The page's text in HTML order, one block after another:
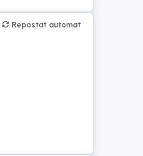
Repostat automat